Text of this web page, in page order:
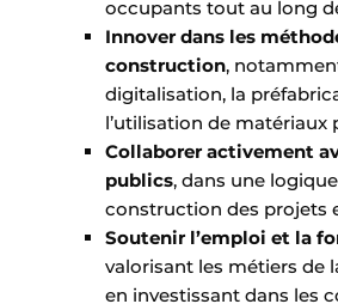
occupants tout au long
Innover dans les
construction,
digitalisation, la
l’utilisation de matériaux
Collaborer activement
publics, dans une
construction des projets
Soutenir l’emploi et la
valorisant les métiers de
en investissant dans les